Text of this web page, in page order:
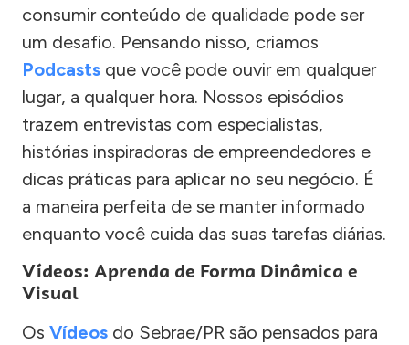
consumir conteúdo de qualidade pode ser
um desafio. Pensando nisso, criamos
Podcasts que você pode ouvir em qualquer
lugar, a qualquer hora. Nossos episódios
trazem entrevistas com especialistas,
histórias inspiradoras de empreendedores e
dicas práticas para aplicar no seu negócio. É
a maneira perfeita de se manter informado
enquanto você cuida das suas tarefas diárias.
Vídeos: Aprenda de Forma Dinâmica e
Visual
Os Vídeos do Sebrae/PR são pensados para